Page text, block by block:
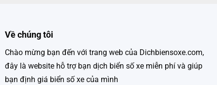
Về chúng tôi
Chào mừng bạn đến với trang web của Dichbiensoxe.com,
đây là website hỗ trợ bạn dịch biển số xe miễn phí và giúp
bạn định giá biển số xe của mình